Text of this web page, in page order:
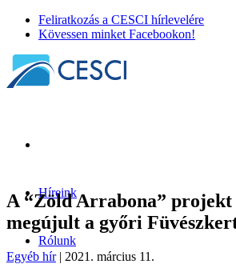
Feliratkozás a CESCI hírlevelére
Kövessen minket Facebookon!
Híreink
Rólunk
A “Zöld Arrabona” projekt
megújult a győri
Egyéb hír| 2021. március 11.